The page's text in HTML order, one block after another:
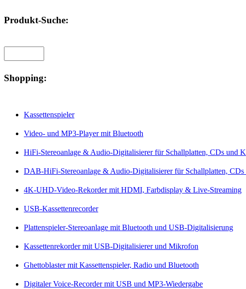
Produkt-Suche:
Shopping:
Kassettenspieler
Video- und MP3-Player mit Bluetooth
HiFi-Stereoanlage & Audio-Digitalisierer für Schallplatten, CDs und
DAB-HiFi-Stereoanlage & Audio-Digitalisierer für Schallplatten, CDs
4K-UHD-Video-Rekorder mit HDMI, Farbdisplay & Live-Streaming
USB-Kassettenrecorder
Plattenspieler-Stereoanlage mit Bluetooth und USB-Digitalisierung
Kassettenrekorder mit USB-Digitalisierer und Mikrofon
Ghettoblaster mit Kassettenspieler, Radio und Bluetooth
Digitaler Voice-Recorder mit USB und MP3-Wiedergabe